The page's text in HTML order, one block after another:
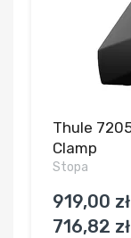
Thule
Clamp
Stopa
919,00 zł
716,82